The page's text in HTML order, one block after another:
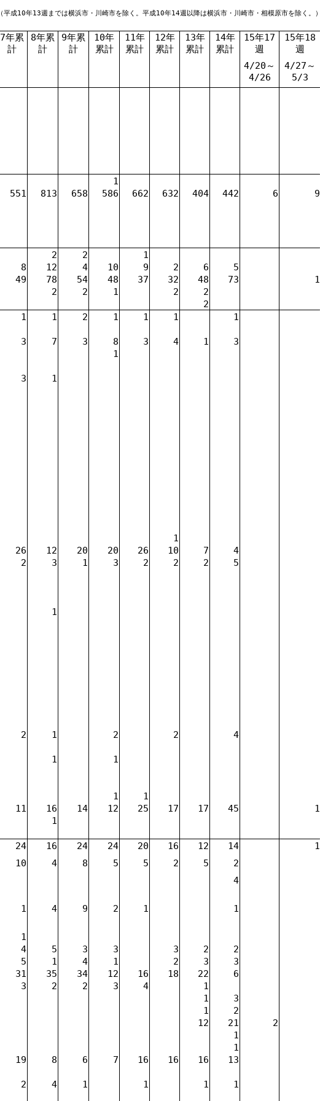
（平成10年13週までは横浜市・川崎市を除く。平成10年14週以降は横浜市・川崎市・相模原市を除く。）
7年累
計
8年累
計
9年累
計
10年
累計
11年
累計
12年
累計
13年
累計
14年
累計
15年17
週
15年18
週
4/20～
4/26
4/27～
5/3
1
551 813 658 586 662 632 404 442 6 9
2 2
1
8 12 4 10 9 2 6 5
49 78 54 48 37 32 48 73 1
2 2 1 2
2
2
1 1 2 1 1 1 1
3 7 3 8 3 4 1
3
1
3
1
1
26 12 20 20 26 10 7 4
2 3 1 3 2 2 2 5
1
2 1 2 2
4
1
1
1
1
11 16 14 12 25 17 17 45 1
1
24 16 24 24 20 16 12 14 1
10 4 8 5 5 2 5
2
4
1 4 9 2 1 1
1
4 5 3 3 3 2 2
5 1 4 1 2 3 3
31 35 34 12 16 18 22 6
3 2 2 3 4
1
1 3
1 2
12 21 2
1
1
19 8 6 7 16 16 16 13
2 4 1 1 1
1